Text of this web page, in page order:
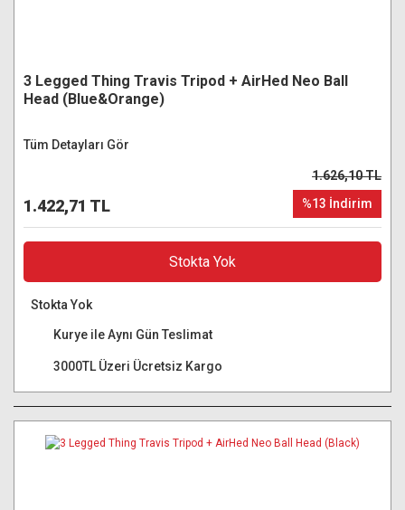
3 Legged Thing Travis Tripod + AirHed Neo Ball
Head (Blue&Orange)
Tüm Detayları Gör
1.422,71 TL
1.626,10 TL
%13 İndirim
Stokta Yok
Stokta Yok
Kurye ile Aynı Gün Teslimat
3000TL Üzeri Ücretsiz Kargo